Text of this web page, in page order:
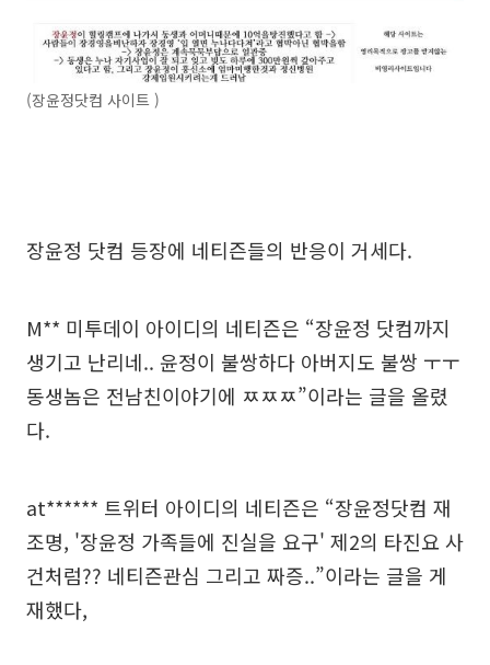
(장윤정닷컴 사이트 )
장윤정 닷컴 등장에 네티즌들의 반응이 거세다.
M** 미투데이 아이디의 네티즌은 “장윤정 닷컴까지
생기고 난리네.. 윤정이 불쌍하다 아버지도 불쌍 ㅜㅜ
동생놈은 전남친이야기에 ㅉㅉㅉ”이라는 글을 올렸
다.
at****** 트위터 아이디의 네티즌은 “장윤정닷컴 재
조명, '장윤정 가족들에 진실을 요구' 제2의 타진요 사
건처럼?? 네티즌관심 그리고 짜증..”이라는 글을 게
재했다,